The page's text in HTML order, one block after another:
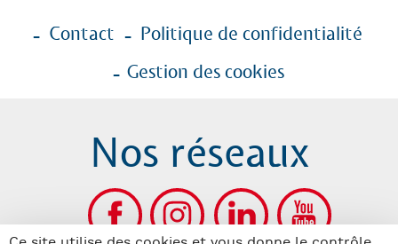
Contact
Politique de confidentialité
Gestion des cookies
Nos réseaux